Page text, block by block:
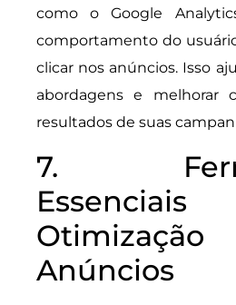
como o Google
comportamento do
clicar nos anúncios. Isso
abordagens e melhorar
resultados de suas
7.
Anúncios